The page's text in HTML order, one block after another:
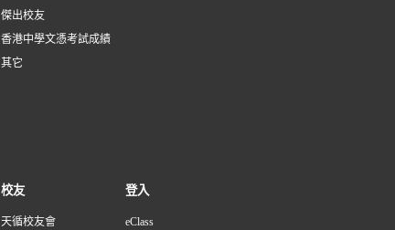
傑出校友
香港中學文憑考試成績
其它
校友
天循校友會
登入
eClass